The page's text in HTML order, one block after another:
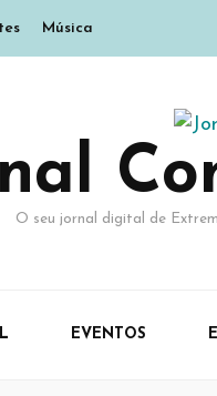
Música
O seu jornal digital de
EVENTOS